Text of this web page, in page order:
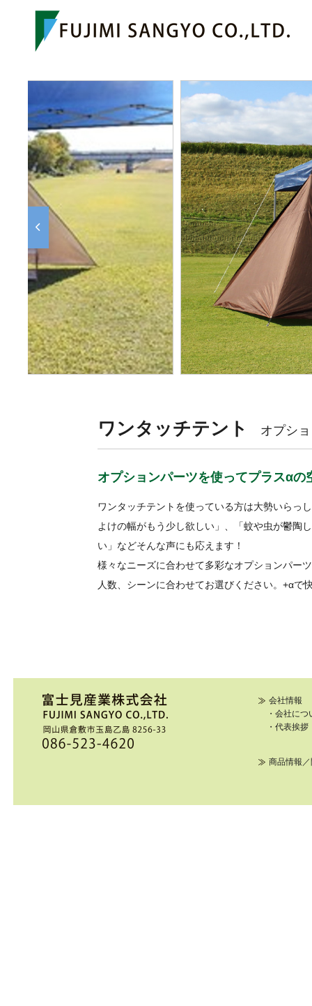
ワンタッチテント オプシ
オプションパーツを使ってプラスαの
ワンタッチテントを使っている方は大勢いらっ
よけの幅がもう少し欲しい」、「蚊や虫が鬱陶
い」などそんな声にも応えます！
様々なニーズに合わせて多彩なオプションパー
人数、シーンに合わせてお選びください。+αで
会社情報
・会社につ
・代表挨拶
商品情報